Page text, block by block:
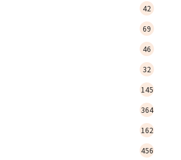
42
69
46
32
145
364
162
456